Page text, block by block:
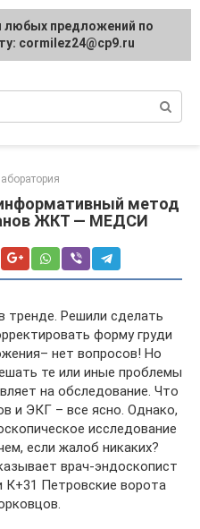
метод
ЖКТ — МЕДСИ
тренде. Решили сделать
форму груди
нет вопросов! Но
те или иные проблемы
на обследование. Что
и ЭКГ – все ясно. Однако,
исследование
если жалоб никаких?
врач-эндоскопист
К+31 Петровские ворота
любых предложений по
cormilez24@cp9.ru